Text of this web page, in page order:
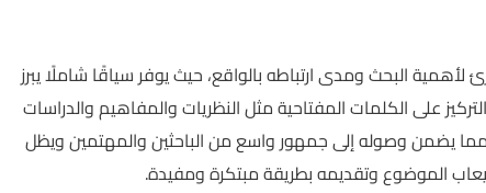
البحث ومدى ارتباطه بالواقع، حيث يوفر سياقًا شاملًا يبرز
على الكلمات المفتاحية مثل النظريات والمفاهيم والدراسات
مما يضمن وصوله إلى جمهور واسع من الباحثين والمهتمين ويظل
الموضوع وتقديمه بطريقة مبتكرة ومفيدة.